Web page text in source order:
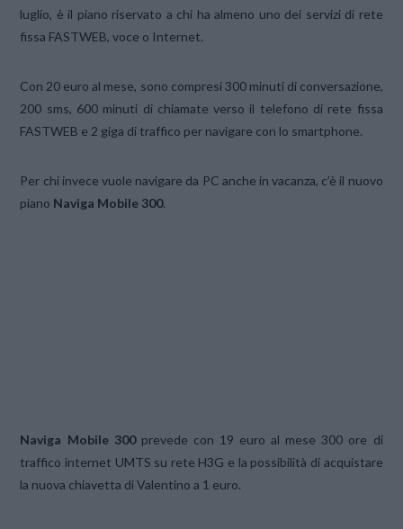
luglio, è il piano riservato a chi ha almeno uno dei servizi di rete
fissa FASTWEB, voce o Internet.
Con 20 euro al mese, sono compresi 300 minuti di conversazione,
200 sms, 600 minuti di chiamate verso il telefono di rete fissa
FASTWEB e 2 giga di traffico per navigare con lo smartphone.
Per chi invece vuole navigare da PC anche in vacanza, c’è il nuovo
piano Naviga Mobile 300.
Naviga Mobile 300prevede con 19 euro al mese 300 ore di
traffico internet UMTS su rete H3G e la possibilità di acquistare
la nuova chiavetta di Valentino a 1 euro.